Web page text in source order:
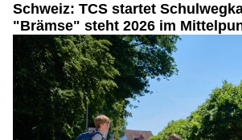
Schweiz: TCS startet
"Brämse" steht 2026 im